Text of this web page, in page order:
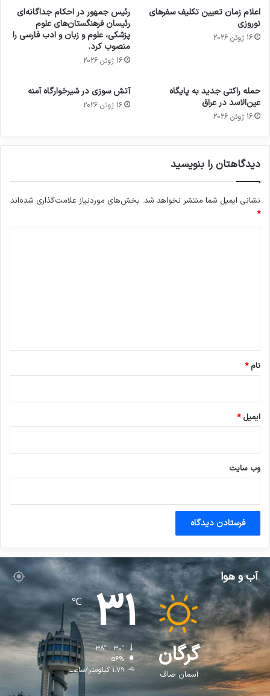
اعلام زمان تعیین تکلیف سفرهای
نوروزی
16 ژوئن 2026
رئیس جمهور در احکام جداگانه‌ای
رئیسان فرهنگستان‌های علوم
پزشکی، علوم و زبان و ادب فارسی را
منصوب کرد.
16 ژوئن 2026
حمله راکتی جدید به پایگاه
عین‌الاسد در عراق
16 ژوئن 2026
آتش سوزی در شیرخوارگاه آمنه
16 ژوئن 2026
دیدگاهتان را بنویسید
نشانی ایمیل شما منتشر نخواهد شد. بخش‌های موردنیاز علامت‌گذاری شده‌اند
*
نام*
ایمیل*
وب‌ سایت
آب و هوا
گرگان
آسمان صاف
31
℃
38º - 30º
56%
1.79 کیلومتر/ساعت